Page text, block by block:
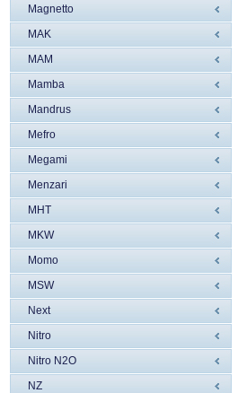
Magnetto
MAK
MAM
Mamba
Mandrus
Mefro
Megami
Menzari
MHT
MKW
Momo
MSW
Next
Nitro
Nitro N2O
NZ